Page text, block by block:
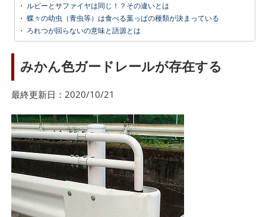
・ ルビーとサファイヤは同じ！？その違いとは
・ 蝶々の幼虫（青虫等）は食べる葉っぱの種類が決まっている
・ ろれつが回らないの意味と語源とは
みかん色ガードレールが存在する
最終更新日：2020/10/21